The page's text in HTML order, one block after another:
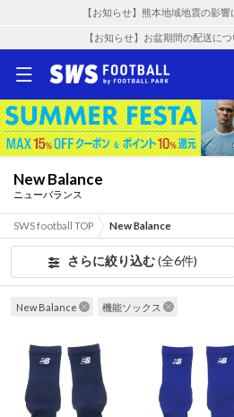
【お知らせ】熊本地域地震の影
【お知らせ】お盆期間の配送に
New Balance
ニューバランス
SWS football TOP New Balance
さらに絞り込む(全6件)
New Balance 機能ソックス